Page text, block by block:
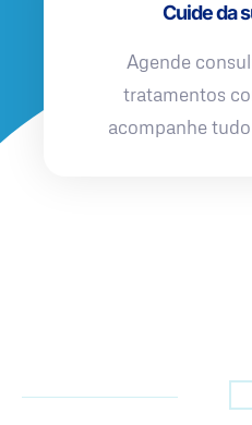
Cuide da
Agende
tratamentos
acompanhe